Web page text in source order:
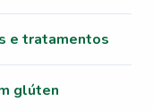
e tratamentos
glúten